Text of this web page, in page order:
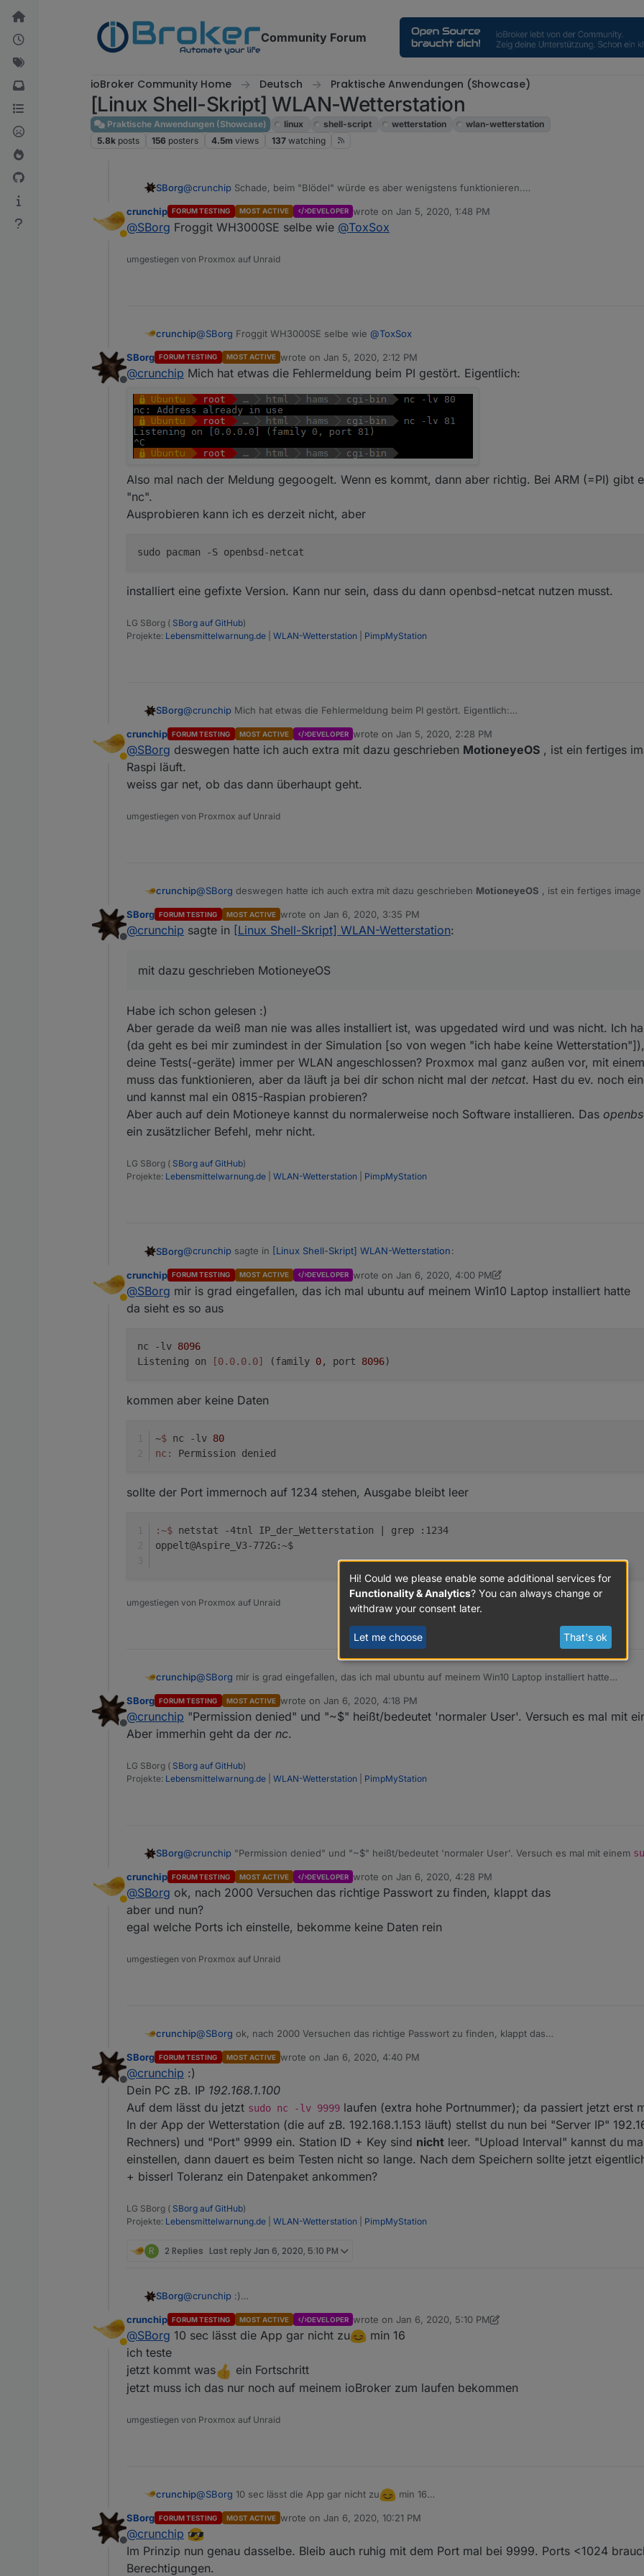
Skip to content
Community Forum
ioBroker Community Home Deutsch Praktische Anwendungen (Showcase)
[Linux Shell-Skript] WLAN-Wetterstation
Praktische Anwendungen (Showcase) linux shell-script wetterstation
wlan-wetterstation
5.8k posts 156 posters 4.5m views 137 watching
SBorg@crunchip Schade, beim "Blödel" würde es aber wenigstens funktionieren.
Away
crunchip FORUM TESTING MOST ACTIVE DEVELOPER wrote on Jan 5, 2020, 1:48 PM
last edited by
@SBorg Froggit WH3000SE selbe wie @ToxSox
umgestiegen von Proxmox auf Unraid
crunchip@SBorg Froggit WH3000SE selbe wie @ToxSox
Offline
SBorg FORUM TESTING MOST ACTIVE wrote onJan 5, 2020, 2:12 PM
last edited by
@crunchip Mich hat etwas die Fehlermeldung beim PI gestört. Eigentlich:
Also mal nach der Meldung gegoogelt. Wenn es kommt, dann aber richtig. Bei ARM (=PI) gibt
"nc".
Ausprobieren kann ich es derzeit nicht, aber
installiert eine gefixte Version. Kann nur sein, dass du dann openbsd-netcat nutzen musst.
LG SBorg ( SBorg auf GitHub)
Projekte: Lebensmittelwarnung.de WLAN-Wetterstation PimpMyStation
SBorg@crunchip Mich hat etwas die Fehlermeldung beim PI gestört. Eigentlich:
Also mal nach der Meldung gegoogelt. Wenn es kommt, dann aber richtig. Bei ARM (=PI) gibt es einen
Away
crunchip FORUM TESTING MOST ACTIVE DEVELOPER wrote on Jan 5, 2020, 2:28 PM
last edited by
@SBorg deswegen hatte ich auch extra mit dazu geschrieben MotioneyeOS , ist ein fertiges
Raspi läuft.
weiss gar net, ob das dann überhaupt geht.
umgestiegen von Proxmox auf Unraid
crunchip@SBorg deswegen hatte ich auch extra mit dazu geschrieben MotioneyeOS , ist ein fertiges image
weiss gar net, ob das dann überhaupt geht.
Offline
SBorg FORUM TESTING MOST ACTIVE wrote onJan 6, 2020, 3:35 PM
last edited by
@crunchip sagte in [Linux Shell-Skript] WLAN-Wetterstation:
mit dazu geschrieben MotioneyeOS
Habe ich schon gelesen :)
Aber gerade da weiß man nie was alles installiert ist, was upgedated wird und was nicht. Ich
(da geht es bei mir zumindest in der Simulation [so von wegen "ich habe keine
deine Tests(-geräte) immer per WLAN angeschlossen? Proxmox mal ganz außen vor, mit
muss das funktionieren, aber da läuft ja bei dir schon nicht mal der netcat. Hast du ev. noch
und kannst mal ein 0815-Raspian probieren?
Aber auch auf dein Motioneye kannst du normalerweise noch Software installieren. Das
ein zusätzlicher Befehl, mehr nicht.
LG SBorg ( SBorg auf GitHub)
Projekte: Lebensmittelwarnung.de WLAN-Wetterstation PimpMyStation
SBorg@crunchip sagte in [Linux Shell-Skript] WLAN-Wetterstation:
mit dazu geschrieben MotioneyeOS
Aber gerade da weiß man nie was alles installiert ist, was upgedated wird und was nicht. Ich habe
immer per WLAN angeschlossen? Proxmox mal ganz außen vor, mit einem "popeligen PI" muss das
Aber auch auf dein Motioneye kannst du normalerweise noch Software installieren. Das
Away
crunchip FORUM TESTING MOST ACTIVE DEVELOPER wrote on Jan 6, 2020, 4:00 PM
last edited by crunchipJan 6, 2020, 5:09 PM
@SBorg mir is grad eingefallen, das ich mal ubuntu auf meinem Win10 Laptop installiert hatte
da sieht es so aus
nc -lv 8096
Listening on
[0.0.0.0] (family 0, port 8096
kommen aber keine Daten
~$ nc -lv 80
nc:
Permission denied
sollte der Port immernoch auf 1234 stehen, Ausgabe bleibt leer
:~$ netstat -4tnl IP_der_Wetterstation
| grep :1234
oppelt@Aspire_V3-772G:~$
umgestiegen von Proxmox auf Unraid
crunchip@SBorg mir is grad eingefallen, das ich mal ubuntu auf meinem Win10 Laptop installiert hatte
nc -lv 8096
kommen aber keine Daten
sollte der Port immernoch auf 1234 stehen, Ausgabe bleibt leer
Offline
SBorg FORUM TESTING MOST ACTIVE wrote onJan 6, 2020, 4:18 PM
last edited by
@crunchip "Permission denied" und "~$" heißt/bedeutet 'normaler User'. Versuch es mal mit
Aber immerhin geht da der nc.
LG SBorg ( SBorg auf GitHub)
Projekte: Lebensmittelwarnung.de WLAN-Wetterstation PimpMyStation
SBorg@crunchip "Permission denied" und "~$" heißt/bedeutet 'normaler User'. Versuch es mal mit einem
Away
crunchip FORUM TESTING MOST ACTIVE DEVELOPER wrote on Jan 6, 2020, 4:28 PM
last edited by
@SBorg ok, nach 2000 Versuchen das richtige Passwort zu finden, klappt das
aber und nun?
egal welche Ports ich einstelle, bekomme keine Daten rein
umgestiegen von Proxmox auf Unraid
crunchip@SBorg ok, nach 2000 Versuchen das richtige Passwort zu finden, klappt das
egal welche Ports ich einstelle, bekomme keine Daten rein
Offline
SBorg FORUM TESTING MOST ACTIVE wrote onJan 6, 2020, 4:40 PM
last edited by
@crunchip :)
Dein PC zB. IP 192.168.1.100
Auf dem lässt du jetzt sudo nc -lv 9999 laufen (extra hohe Portnummer); da passiert jetzt erst
In der App der Wetterstation (die auf zB. 192.168.1.153 läuft) stellst du nun bei "Server IP"
Rechners) und "Port" 9999 ein. Station ID + Key sind nicht leer. "Upload Interval" kannst du
einstellen, dann dauert es beim Testen nicht so lange. Nach dem Speichern sollte jetzt
+ bisserl Toleranz ein Datenpaket ankommen?
LG SBorg ( SBorg auf GitHub)
Projekte: Lebensmittelwarnung.de WLAN-Wetterstation PimpMyStation
R 2 Replies Last replyJan 6, 2020, 5:10 PM
SBorg@crunchip :)
Auf dem lässt du jetztsudo nc -lv 9999laufen (extra hohe Portnummer); da passiert jetzt erst mal
In der App der Wetterstation (die auf zB. 192.168.1.153 läuft) stellst du nun bei "Server IP" 192.168.1.100
es beim Testen nicht so lange. Nach dem Speichern sollte jetzt eigentlich nach 10 Sekunden + bisserl
Datenpaket ankommen?
Away
crunchip FORUM TESTING MOST ACTIVE DEVELOPER wrote on Jan 6, 2020, 5:10 PM
last edited by crunchipJan 6, 2020, 6:14 PM
@SBorg 10 sec lässt die App gar nicht zu
min 16
ich teste
jetzt kommt was
ein Fortschritt
jetzt muss ich das nur noch auf meinem ioBroker zum laufen bekommen
umgestiegen von Proxmox auf Unraid
crunchip@SBorg 10 sec lässt die App gar nicht zu
min 16
ich teste
jetzt kommt was
ein Fortschritt
jetzt muss ich das nur noch auf meinem ioBroker zum laufen bekommen
Offline
SBorg FORUM TESTING MOST ACTIVE wrote onJan 6, 2020, 10:21 PM
last edited by
@crunchip
Im Prinzip nun genau dasselbe. Bleib auch ruhig mit dem Port mal bei 9999. Ports <1024
Berechtigungen.
Hi! Could we please enable some additional services for
Functionality & Analytics? You can always change or
withdraw your consent later.
Let me choose That's ok